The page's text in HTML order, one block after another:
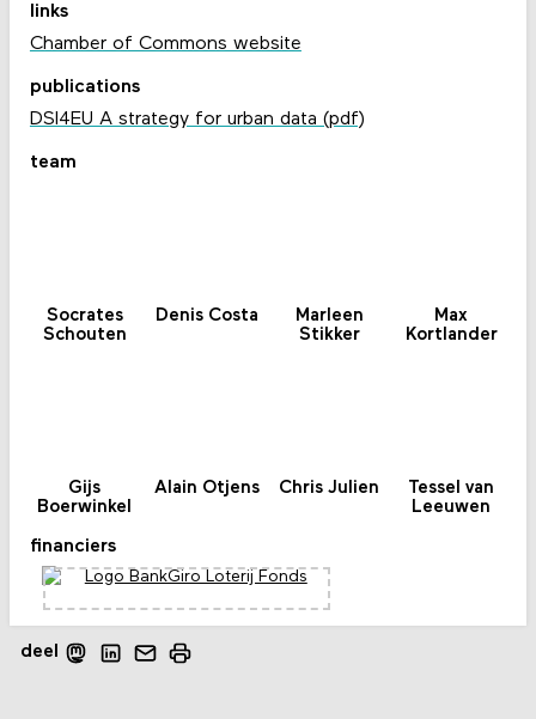
deel
links
Chamber of Commons website
publications
DSI4EU A strategy for urban data (pdf)
team
Socrates
Schouten
Denis Costa
Marleen
Stikker
Max
Kortlander
Gijs
Boerwinkel
Alain Otjens Chris Julien
Tessel van
Leeuwen
financiers